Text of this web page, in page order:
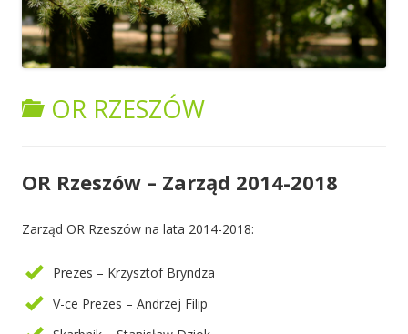
OR RZESZÓW
OR Rzeszów – Zarząd 2014-2018
Zarząd OR Rzeszów na lata 2014-2018:
Prezes – Krzysztof Bryndza
V-ce Prezes – Andrzej Filip